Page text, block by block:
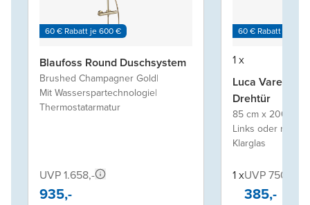
60 € Rabatt je 600 €
Blaufoss Round Duschsystem
Brushed Champagner Gold|
Mit Wasserspartechnologie|
Thermostatarmatur
UVP 1.658,-
935,-
60 € Rabatt je 600
1 x
Luca Varess
Drehtür
85 cm x 200 cm
Links oder
Klarglas
1 xUVP 750,-
385,-